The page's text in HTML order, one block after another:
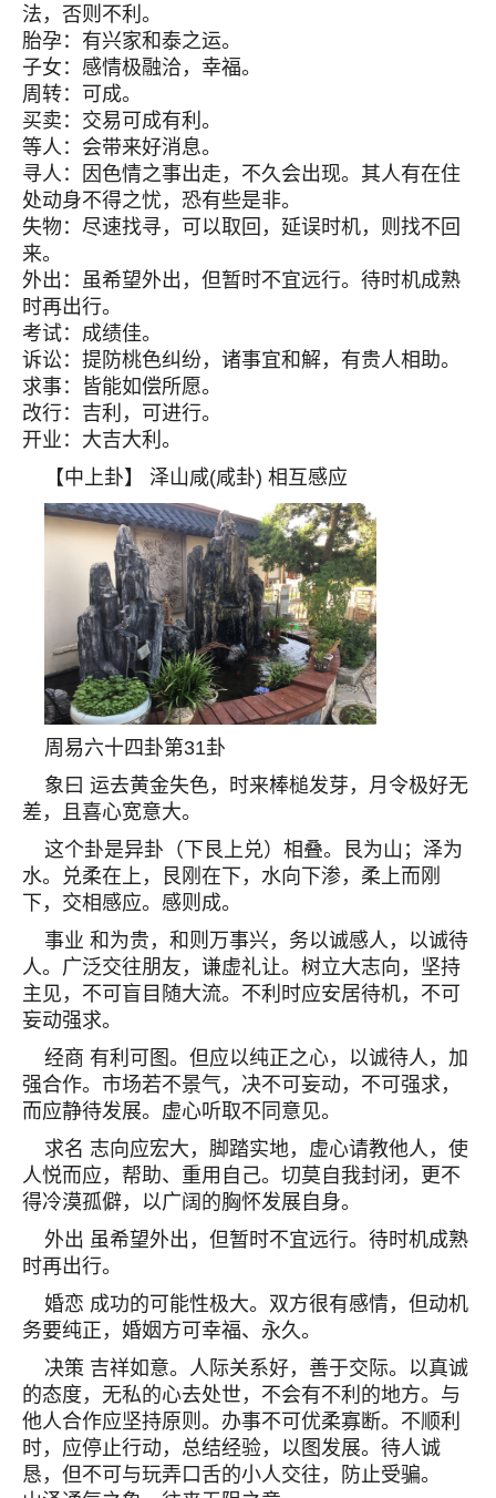
法，否则不利。
胎孕：有兴家和泰之运。
子女：感情极融洽，幸福。
周转：可成。
买卖：交易可成有利。
等人：会带来好消息。
寻人：因色情之事出走，不久会出现。其人有在住
处动身不得之忧，恐有些是非。
失物：尽速找寻，可以取回，延误时机，则找不回
来。
外出：虽希望外出，但暂时不宜远行。待时机成熟
时再出行。
考试：成绩佳。
诉讼：提防桃色纠纷，诸事宜和解，有贵人相助。
求事：皆能如偿所愿。
改行：吉利，可进行。
开业：大吉大利。
【中上卦】 泽山咸(咸卦) 相互感应
周易六十四卦第31卦
象曰 运去黄金失色，时来棒槌发芽，月令极好无
差，且喜心宽意大。
这个卦是异卦（下艮上兑）相叠。艮为山；泽为
水。兑柔在上，艮刚在下，水向下渗，柔上而刚
下，交相感应。感则成。
事业 和为贵，和则万事兴，务以诚感人，以诚待
人。广泛交往朋友，谦虚礼让。树立大志向，坚持
主见，不可盲目随大流。不利时应安居待机，不可
妄动强求。
经商 有利可图。但应以纯正之心，以诚待人，加
强合作。市场若不景气，决不可妄动，不可强求，
而应静待发展。虚心听取不同意见。
求名 志向应宏大，脚踏实地，虚心请教他人，使
人悦而应，帮助、重用自己。切莫自我封闭，更不
得冷漠孤僻，以广阔的胸怀发展自身。
外出 虽希望外出，但暂时不宜远行。待时机成熟
时再出行。
婚恋 成功的可能性极大。双方很有感情，但动机
务要纯正，婚姻方可幸福、永久。
决策 吉祥如意。人际关系好，善于交际。以真诚
的态度，无私的心去处世，不会有不利的地方。与
他人合作应坚持原则。办事不可优柔寡断。不顺利
时，应停止行动，总结经验，以图发展。待人诚
恳，但不可与玩弄口舌的小人交往，防止受骗。